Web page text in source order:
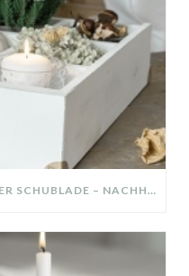
DIY-DEKO-TABLETT AUS ALTER SCHUBLADE – NACHHALTIGE HERBSTDEKO SELBER MACHEN!